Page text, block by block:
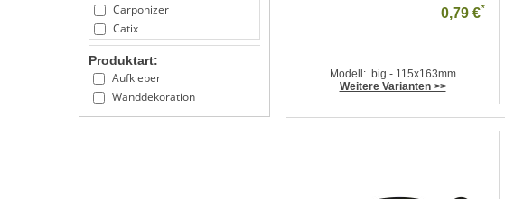
Carponizer
Catix
Ecogear
EuroCatch
Explorer
G-LOOMIS
Produktart:
Aufkleber
Wanddekoration
0,79 €*
Modell: big - 115x163mm
Weitere Varianten >>